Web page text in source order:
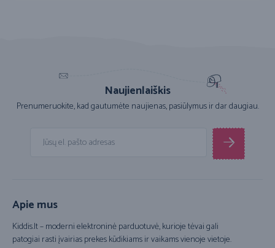
Naujienlaiškis
Prenumeruokite, kad gautumėte naujienas, pasiūlymus ir dar daugiau.
Apie mus
Kiddis.lt – moderni elektroninė parduotuvė, kurioje tėvai gali
patogiai rasti įvairias prekes kūdikiams ir vaikams vienoje vietoje.